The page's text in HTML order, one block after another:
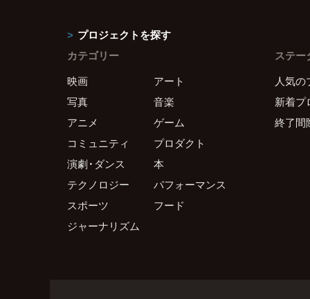
プロジェクトを探す
カテゴリー
映画
アート
写真
音楽
アニメ
ゲーム
コミュニティ
プロダクト
演劇・ダンス
本
テクノロジー
パフォーマンス
スポーツ
フード
ジャーナリズム
ステー
人気の
新着プ
終了間